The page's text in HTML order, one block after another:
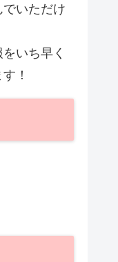
いただけ
いち早く
！